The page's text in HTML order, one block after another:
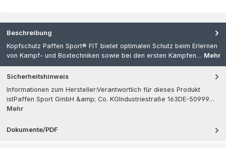
Beschreibung
Kopfschutz Paffen Sport® FIT bietet optimalen Schutz beim Erlernen
von Kampf- und Boxtechniken sowie bei den ersten Kämpfen… Mehr
Sicherheitshinweis
Informationen zum Hersteller:Verantwortlich für dieses Produkt
istPaffen Sport GmbH &amp; Co. KGIndustriestraße 163DE-50999…
Mehr
Dokumente/PDF